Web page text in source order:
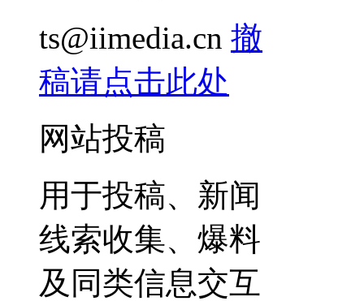
ts@iimedia.cn 撤
稿请点击此处
网站投稿
用于投稿、新闻
线索收集、爆料
及同类信息交互